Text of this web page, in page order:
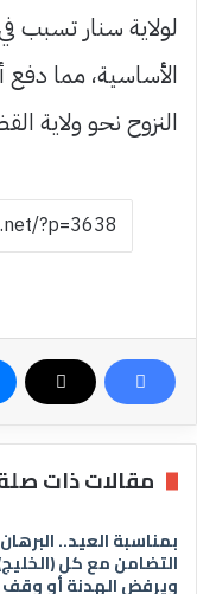
لولاية سنار تسبب
الأساسية، مما دفع
النزوح نحو ولاية
مقالات ذات
بمناسبة العيد..
التضامن مع كل
ويرفض الهدنة أو وقف